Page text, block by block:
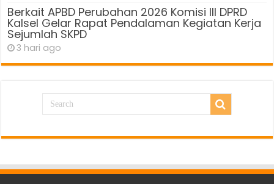
Berkait APBD Perubahan 2026 Komisi III DPRD
Kalsel Gelar Rapat Pendalaman Kegiatan Kerja
Sejumlah SKPD
3 hari ago